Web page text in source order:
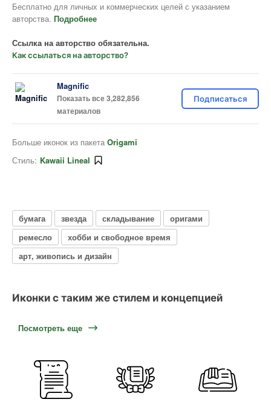
Бесплатно для личных и коммерческих целей с указанием
авторства. Подробнее
Ссылка на авторство обязательна.
Как ссылаться на авторство?
Magnific
Показать все 3,282,856
материалов
Подписаться
Больше иконок из пакета Origami
Стиль: Kawaii Lineal
бумага звезда складывание
оригами
ремесло
хобби и свободное время
арт, живопись и дизайн
Иконки с таким же стилем и концепцией
Посмотреть еще